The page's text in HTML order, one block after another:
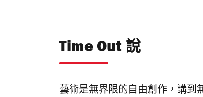
Time Out 說
藝術是無界限的自由創作，講到